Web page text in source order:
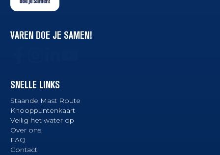
VAREN DOE JE SAMEN!
SNELLE LINKS
Staande Mast Route
Knooppuntenkaart
Veilig het water op
Over ons
FAQ
Contact